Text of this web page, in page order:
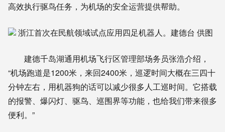
高效执行驱鸟任务，为机场的安全运营提供帮助。
浙江首次在民航领域试点应用四足机器人。建德台 供图
建德千岛湖通用机场飞行区管理部场务员张浩介绍，
“机场跑道是1200米，来回2400米，巡逻时间大概在三四十
分钟左右，用机器狗的话可以减少很多人工巡时间。它搭载
的报警、爆闪灯、驱鸟、巡围界等功能，也给我们带来很多
便利。”